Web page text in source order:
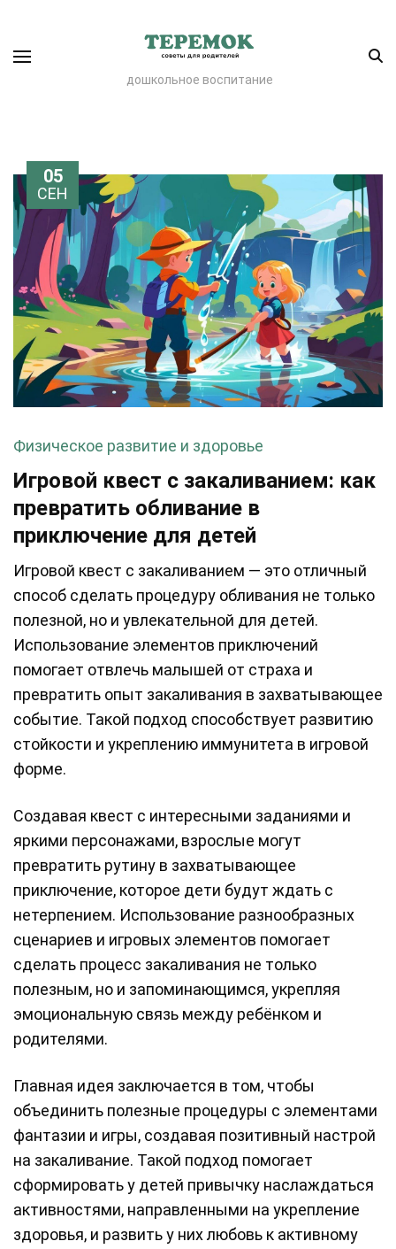
дошкольное воспитание
05
СЕН
Физическое развитие и здоровье
Игровой квест с закаливанием: как
превратить обливание в
приключение для детей
Игровой квест с закаливанием — это отличный
способ сделать процедуру обливания не только
полезной, но и увлекательной для детей.
Использование элементов приключений
помогает отвлечь малышей от страха и
превратить опыт закаливания в захватывающее
событие. Такой подход способствует развитию
стойкости и укреплению иммунитета в игровой
форме.
Создавая квест с интересными заданиями и
яркими персонажами, взрослые могут
превратить рутину в захватывающее
приключение, которое дети будут ждать с
нетерпением. Использование разнообразных
сценариев и игровых элементов помогает
сделать процесс закаливания не только
полезным, но и запоминающимся, укрепляя
эмоциональную связь между ребёнком и
родителями.
Главная идея заключается в том, чтобы
объединить полезные процедуры с элементами
фантазии и игры, создавая позитивный настрой
на закаливание. Такой подход помогает
сформировать у детей привычку наслаждаться
активностями, направленными на укрепление
здоровья, и развить у них любовь к активному